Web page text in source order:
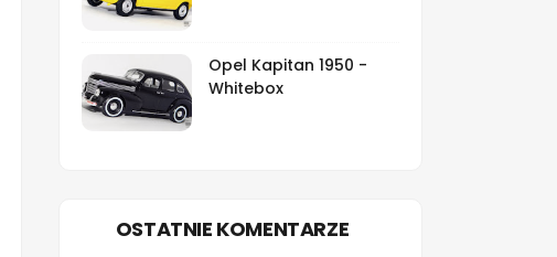
Opel Kapitan 1950 -
Whitebox
OSTATNIE KOMENTARZE